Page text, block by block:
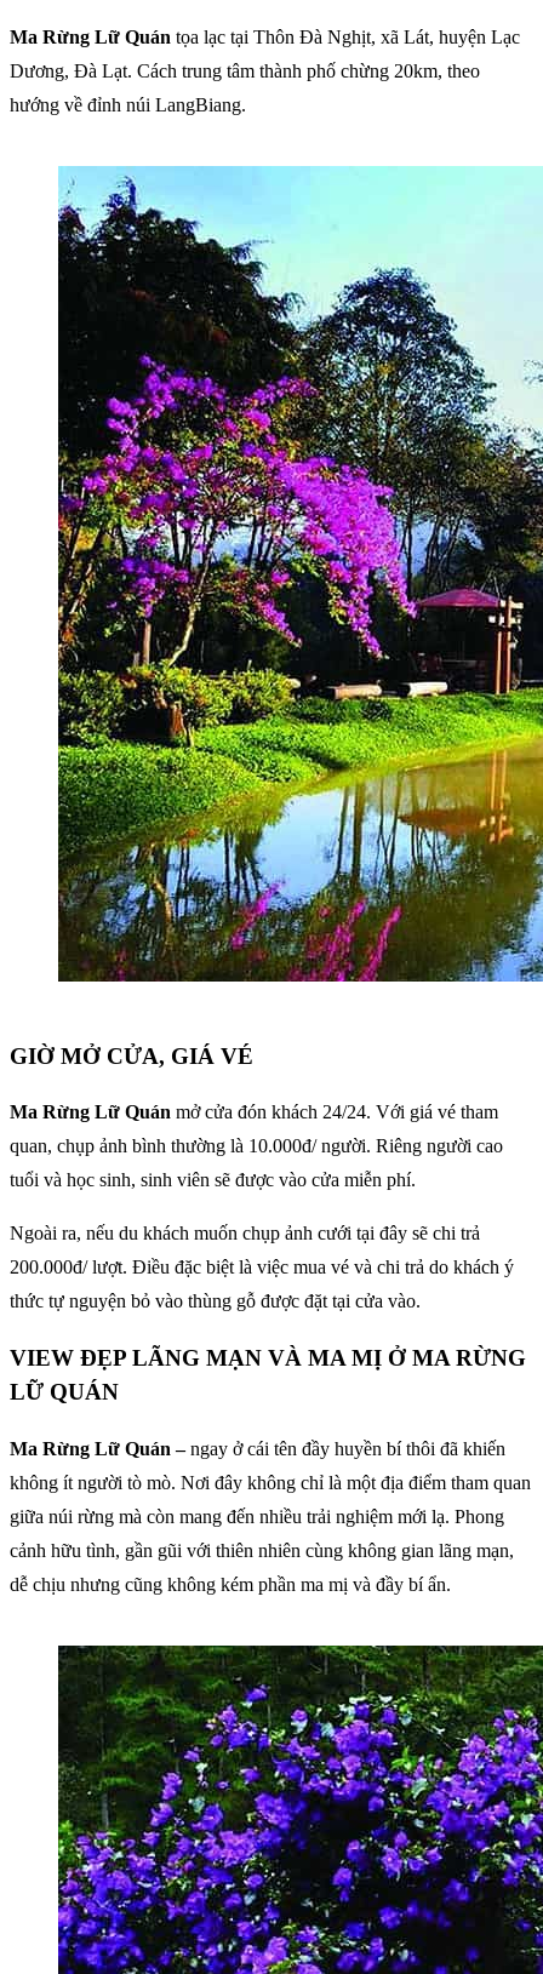
Ma Rừng Lữ Quán tọa lạc tại Thôn Đà Nghịt, xã Lát, huyện Lạc
Dương, Đà Lạt. Cách trung tâm thành phố chừng 20km, theo
hướng về đỉnh núi LangBiang.
GIỜ MỞ CỬA, GIÁ VÉ
Ma Rừng Lữ Quán mở cửa đón khách 24/24. Với giá vé tham
quan, chụp ảnh bình thường là 10.000đ/ người. Riêng người cao
tuổi và học sinh, sinh viên sẽ được vào cửa miễn phí.
Ngoài ra, nếu du khách muốn chụp ảnh cưới tại đây sẽ chi trả
200.000đ/ lượt. Điều đặc biệt là việc mua vé và chi trả do khách ý
thức tự nguyện bỏ vào thùng gỗ được đặt tại cửa vào.
VIEW ĐẸP LÃNG MẠN VÀ MA MỊ Ở MA RỪNG
LỮ QUÁN
Ma Rừng Lữ Quán –ngay ở cái tên đầy huyền bí thôi đã khiến
không ít người tò mò. Nơi đây không chỉ là một địa điểm tham quan
giữa núi rừng mà còn mang đến nhiều trải nghiệm mới lạ. Phong
cảnh hữu tình, gần gũi với thiên nhiên cùng không gian lãng mạn,
dễ chịu nhưng cũng không kém phần ma mị và đầy bí ẩn.